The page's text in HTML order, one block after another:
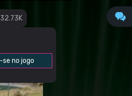
se no jogo